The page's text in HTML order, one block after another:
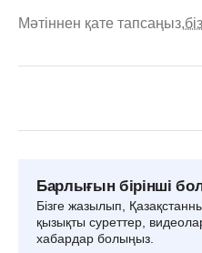
Мәтіннен қате тапсаңыз,
Барлығын бірінші
Бізге жазылып,
қызықты суреттер,
хабардар болыңыз.